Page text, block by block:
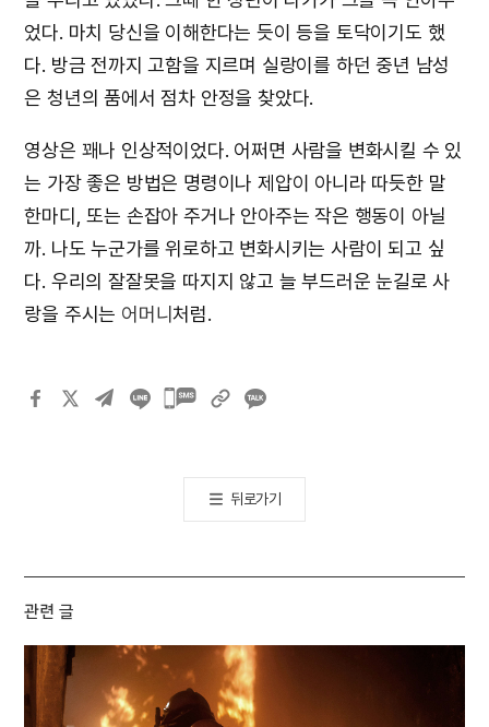
었다. 마치 당신을 이해한다는 듯이 등을 토닥이기도 했
다. 방금 전까지 고함을 지르며 실랑이를 하던 중년 남성
은 청년의 품에서 점차 안정을 찾았다.
영상은 꽤나 인상적이었다. 어쩌면 사람을 변화시킬 수 있
는 가장 좋은 방법은 명령이나 제압이 아니라 따듯한 말
한마디, 또는 손잡아 주거나 안아주는 작은 행동이 아닐
까. 나도 누군가를 위로하고 변화시키는 사람이 되고 싶
다. 우리의 잘잘못을 따지지 않고 늘 부드러운 눈길로 사
랑을 주시는 어머니처럼.
카카오톡
뒤로가기
관련 글